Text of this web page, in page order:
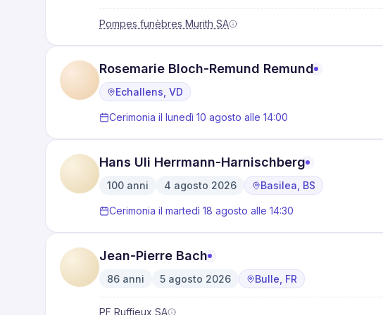
Pompes funèbres Murith SA
Rosemarie Bloch-Remund Remund
Echallens, VD
Cerimonia il lunedì 10 agosto alle 14:00
Hans Uli Herrmann-Harnischberg
100 anni 4 agosto 2026 Basilea, BS
Cerimonia il martedì 18 agosto alle 14:30
Jean-Pierre Bach
86 anni 5 agosto 2026 Bulle, FR
PF Ruffieux SA